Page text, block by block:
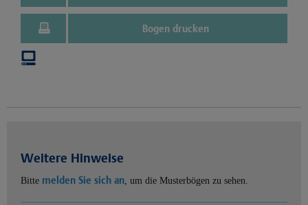
Bogen drucken
Weitere Hinweise
Bitte melden Sie sich an, um die Musterbögen zu sehen.